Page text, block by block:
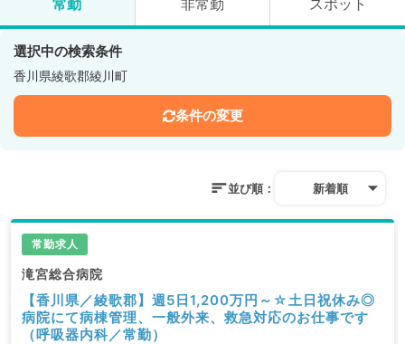
常勤 非常勤 スポット
選択中の検索条件
香川県綾歌郡綾川町
条件の変更
並び順： 新着順
常勤求人
滝宮総合病院
【香川県／綾歌郡】週5日1,200万円～☆土日祝休み◎
病院にて病棟管理、一般外来、救急対応のお仕事です
（呼吸器内科／常勤）